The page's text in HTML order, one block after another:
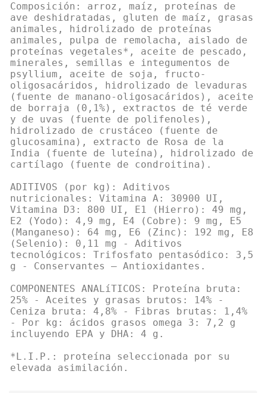
Composición: arroz, maíz, proteínas de
ave deshidratadas, gluten de maíz, grasas
animales, hidrolizado de proteínas
animales, pulpa de remolacha, aislado de
proteínas vegetales*, aceite de pescado,
minerales, semillas e integumentos de
psyllium, aceite de soja, fructo-
oligosacáridos, hidrolizado de levaduras
(fuente de manano-oligosacáridos), aceite
de borraja (0,1%), extractos de té verde
y de uvas (fuente de polifenoles),
hidrolizado de crustáceo (fuente de
glucosamina), extracto de Rosa de la
India (fuente de luteína), hidrolizado de
cartílago (fuente de condroitina).
ADITIVOS (por kg): Aditivos
nutricionales: Vitamina A: 30900 UI,
Vitamina D3: 800 UI, E1 (Hierro): 49 mg,
E2 (Yodo): 4,9 mg, E4 (Cobre): 9 mg, E5
(Manganeso): 64 mg, E6 (Zinc): 192 mg, E8
(Selenio): 0,11 mg - Aditivos
tecnológicos: Trifosfato pentasódico: 3,5
g - Conservantes – Antioxidantes.
COMPONENTES ANALíTICOS: Proteína bruta:
25% - Aceites y grasas brutos: 14% -
Ceniza bruta: 4,8% - Fibras brutas: 1,4%
- Por kg: ácidos grasos omega 3: 7,2 g
incluyendo EPA y DHA: 4 g.
*L.I.P.: proteína seleccionada por su
elevada asimilación.